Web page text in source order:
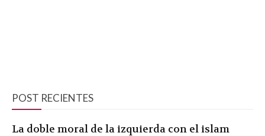
POST RECIENTES
La doble moral de la izquierda con el islam